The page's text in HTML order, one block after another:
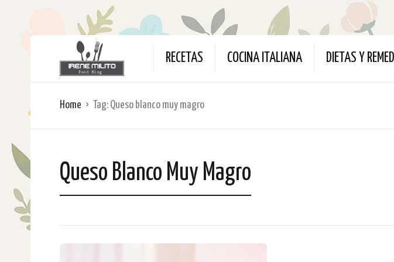
RECETAS COCINA ITALIANA DIETAS Y
Home Tag: Queso blanco muy magro
Queso Blanco Muy Magro